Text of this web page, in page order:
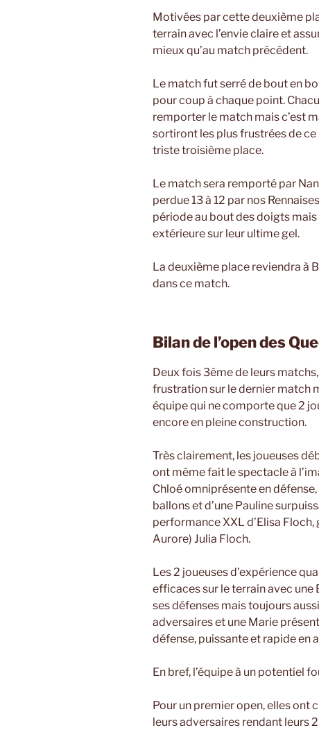
Motivées par cette deuxième
terrain avec l’envie claire et
mieux qu’au match précédent.
Le match fut serré de bout en
pour coup à chaque point.
remporter le match mais c’est
sortiront les plus frustrées de
triste troisième place.
Le match sera remporté par
perdue 13 à 12 par nos
période au bout des doigts
extérieure sur leur ultime gel.
La deuxième place reviendra à
dans ce match.
Bilan de l’open des
Deux fois 3ème de leurs
frustration sur le dernier match
équipe qui ne comporte que 2
encore en pleine construction.
Très clairement, les joueuses
ont même fait le spectacle à
Chloé omniprésente en
ballons et d’une Pauline
performance XXL d’Elisa
Aurore) Julia Floch.
Les 2 joueuses d’expérience
efficaces sur le terrain avec
ses défenses mais toujours
adversaires et une Marie
défense, puissante et rapide en
En bref, l’équipe à un potentiel
Pour un premier open, elles ont
leurs adversaires rendant leurs